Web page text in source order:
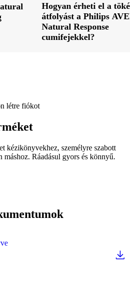
Hogyan érheti el a
átfolyást a Philips
Natural Response
cumifejekkel?
létre fiókot
kézikönyvekhez, személyre szabott
máshoz. Ráadásul gyors és könnyű.